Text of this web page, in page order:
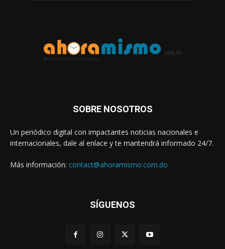
SOBRE NOSOTROS
Un periódico digital con impactantes noticias nacionales e
internacionales, dale al enlace y te mantendrá informado 24/7.
Más información: contact@ahoramismo.com.do
SÍGUENOS